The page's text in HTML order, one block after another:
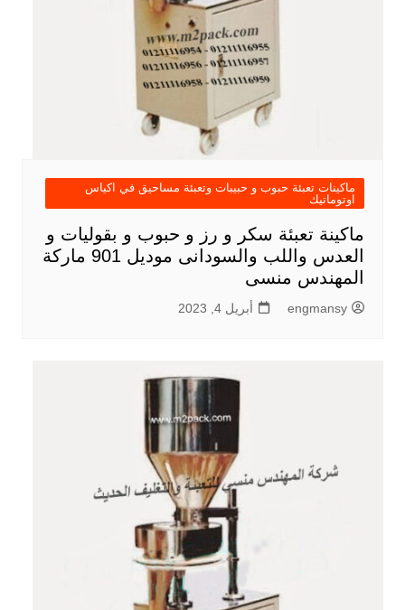
ماكينات تعبئة حبوب و حبيبات وتعبئة مساحيق في اكياس
اوتوماتيك
ماكينة تعبئة سكر و رز و حبوب و بقوليات و
العدس واللب والسودانى موديل 901 ماركة
المهندس منسى
engmansy أبريل 4, 2023